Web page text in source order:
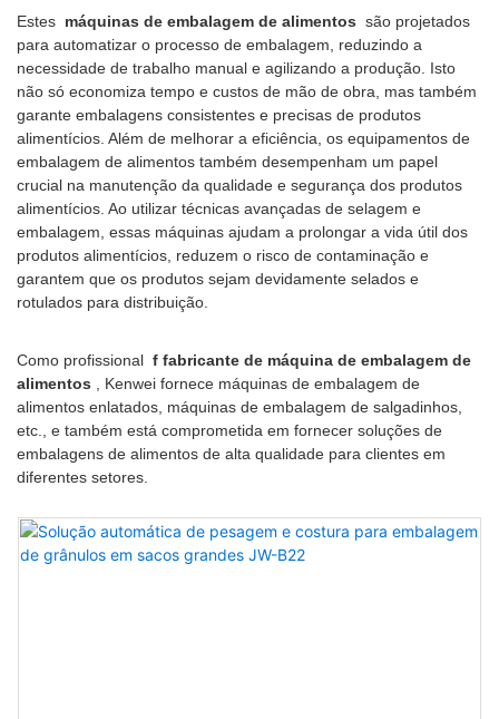
Estes máquinas de embalagem de alimentos são projetados
para automatizar o processo de embalagem, reduzindo a
necessidade de trabalho manual e agilizando a produção. Isto
não só economiza tempo e custos de mão de obra, mas também
garante embalagens consistentes e precisas de produtos
alimentícios. Além de melhorar a eficiência, os equipamentos de
embalagem de alimentos também desempenham um papel
crucial na manutenção da qualidade e segurança dos produtos
alimentícios. Ao utilizar técnicas avançadas de selagem e
embalagem, essas máquinas ajudam a prolongar a vida útil dos
produtos alimentícios, reduzem o risco de contaminação e
garantem que os produtos sejam devidamente selados e
rotulados para distribuição.
Como profissional f fabricante de máquina de embalagem de
alimentos , Kenwei fornece máquinas de embalagem de
alimentos enlatados, máquinas de embalagem de salgadinhos,
etc., e também está comprometida em fornecer soluções de
embalagens de alimentos de alta qualidade para clientes em
diferentes setores.